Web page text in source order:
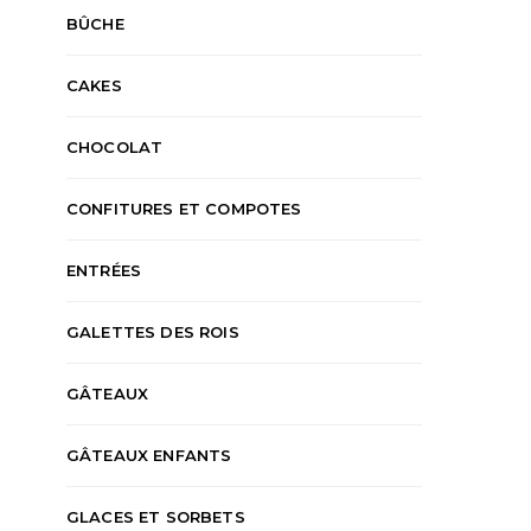
BÛCHE
CAKES
CHOCOLAT
CONFITURES ET COMPOTES
ENTRÉES
GALETTES DES ROIS
GÂTEAUX
GÂTEAUX ENFANTS
GLACES ET SORBETS